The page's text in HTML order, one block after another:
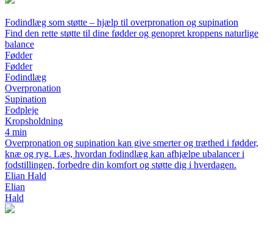
Fodindlæg som støtte – hjælp til overpronation og supination
Find den rette støtte til dine fødder og genopret kroppens naturlige
balance
Fødder
Fødder
Fodindlæg
Overpronation
Supination
Fodpleje
Kropsholdning
4 min
Overpronation og supination kan give smerter og træthed i fødder,
knæ og ryg. Læs, hvordan fodindlæg kan afhjælpe ubalancer i
fodstillingen, forbedre din komfort og støtte dig i hverdagen.
Elian Hald
Elian
Hald